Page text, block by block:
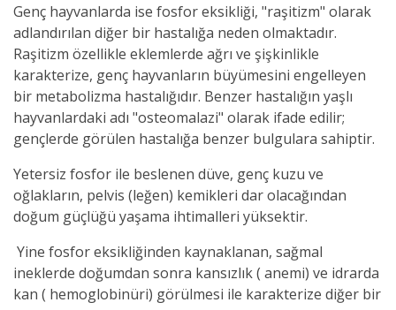
Genç hayvanlarda ise fosfor eksikliği, "raşitizm" olarak
adlandırılan diğer bir hastalığa neden olmaktadır.
Raşitizm özellikle eklemlerde ağrı ve şişkinlikle
karakterize, genç hayvanların büyümesini engelleyen
bir metabolizma hastalığıdır. Benzer hastalığın yaşlı
hayvanlardaki adı "osteomalazi" olarak ifade edilir;
gençlerde görülen hastalığa benzer bulgulara sahiptir.
Yetersiz fosfor ile beslenen düve, genç kuzu ve
oğlakların, pelvis (leğen) kemikleri dar olacağından
doğum güçlüğü yaşama ihtimalleri yüksektir.
Yine fosfor eksikliğinden kaynaklanan, sağmal
ineklerde doğumdan sonra kansızlık ( anemi) ve idrarda
kan ( hemoglobinüri) görülmesi ile karakterize diğer bir